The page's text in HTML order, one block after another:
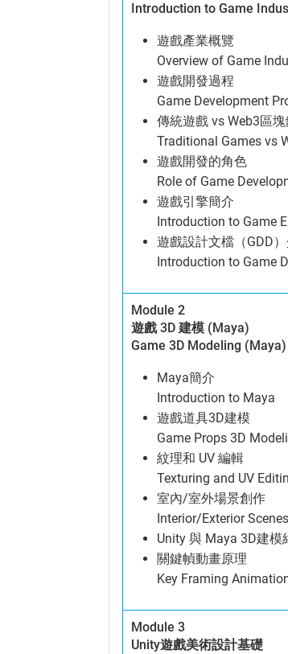
Introduction to Game
遊戲產業概覽
Overview of Game
遊戲開發過程
Game Development
傳統遊戲 vs Web3區
Traditional Games vs
遊戲開發的角色
Role of Game
遊戲引擎簡介
Introduction to Game
遊戲設計文檔（GDD
Introduction to Game
Module 2
遊戲 3D 建模 (Maya)
Game 3D Modeling (Maya)
Maya簡介
Introduction to Maya
遊戲道具3D建模
Game Props 3D
紋理和 UV 編輯
Texturing and UV
室內/室外場景創作
Interior/Exterior
Unity 與 Maya 3D建
關鍵幀動畫原理
Key Framing
Module 3
Unity遊戲美術設計基礎